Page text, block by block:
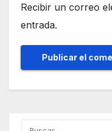
Recibir un correo
entrada.